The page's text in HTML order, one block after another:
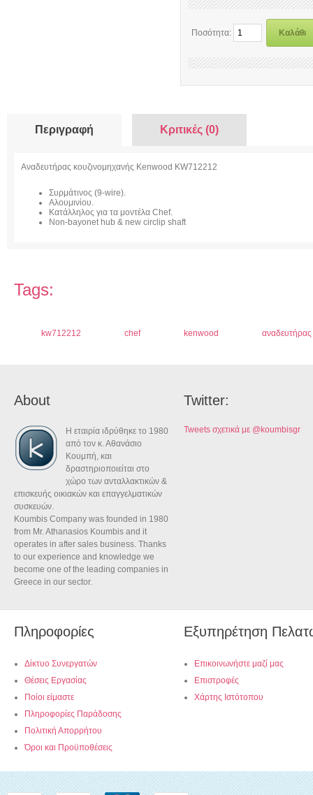
Ποσότητα: Καλάθι
Περιγραφή Κριτικές (0)
Αναδευτήρας κουζινομηχανής Kenwood KW712212
Συρμάτινος (9-wire).
Αλουμινίου.
Κατάλληλος για τα μοντέλα Chef.
Non-bayonet hub & new circlip shaft
Tags:
kw712212 chef kenwood αναδευτήρας
About
Η εταιρία ιδρύθηκε το 1980
από τον κ. Αθανάσιο
Κουμπή, και
δραστηριοποιείται στο
χώρο των ανταλλακτικών &
επισκευής οικιακών και επαγγελματικών
συσκευών.
Koumbis Company was founded in 1980
from Mr. Athanasios Koumbis and it
operates in after sales business. Thanks
to our experience and knowledge we
become one of the leading companies in
Greece in our sector.
Twitter:
Tweets σχετικά με @koumbisgr
Πληροφορίες
Δίκτυο Συνεργατών
Θέσεις Εργασίας
Ποίοι είμαστε
Πληροφορίες Παράδοσης
Πολιτική Απορρήτου
Όροι και Προϋποθέσεις
Εξυπηρέτηση
Επικοινωνήστε μαζί μας
Επιστροφές
Χάρτης Ιστότοπου